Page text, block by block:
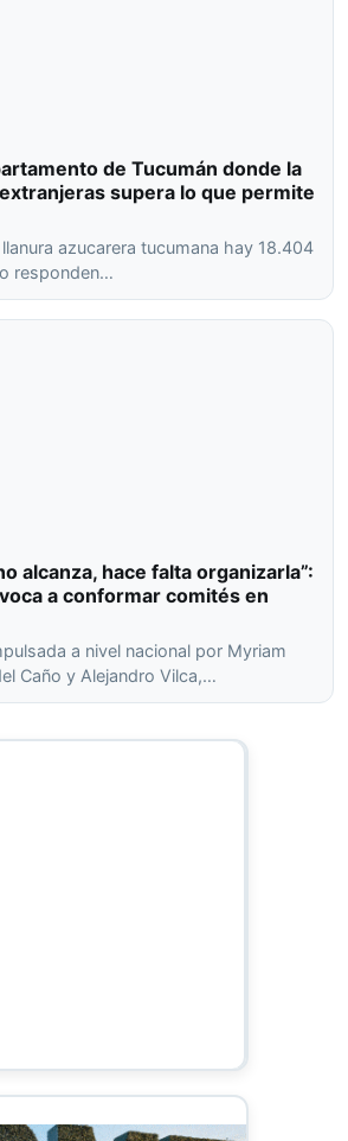
de Tucumán donde la
supera lo que permite
azucarera tucumana hay 18.404
responden…
alcanza, hace falta organizarla”:
a conformar comités en
a nivel nacional por Myriam
Caño y Alejandro Vilca,…